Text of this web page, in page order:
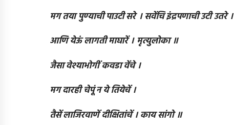
मग तया पुण्याची पाउटी सरे । सवेंचि इंद्रपणाची उटी उतरे ।
आणि येऊं लागती माघारें । मृत्युलोका ॥
जैसा वेश्याभोगीं कवडा वेंचे ।
मग दारही चेपूं न ये तियेचें ।
तैसें लाजिरवाणें दीक्षितांचें । काय सांगो ॥